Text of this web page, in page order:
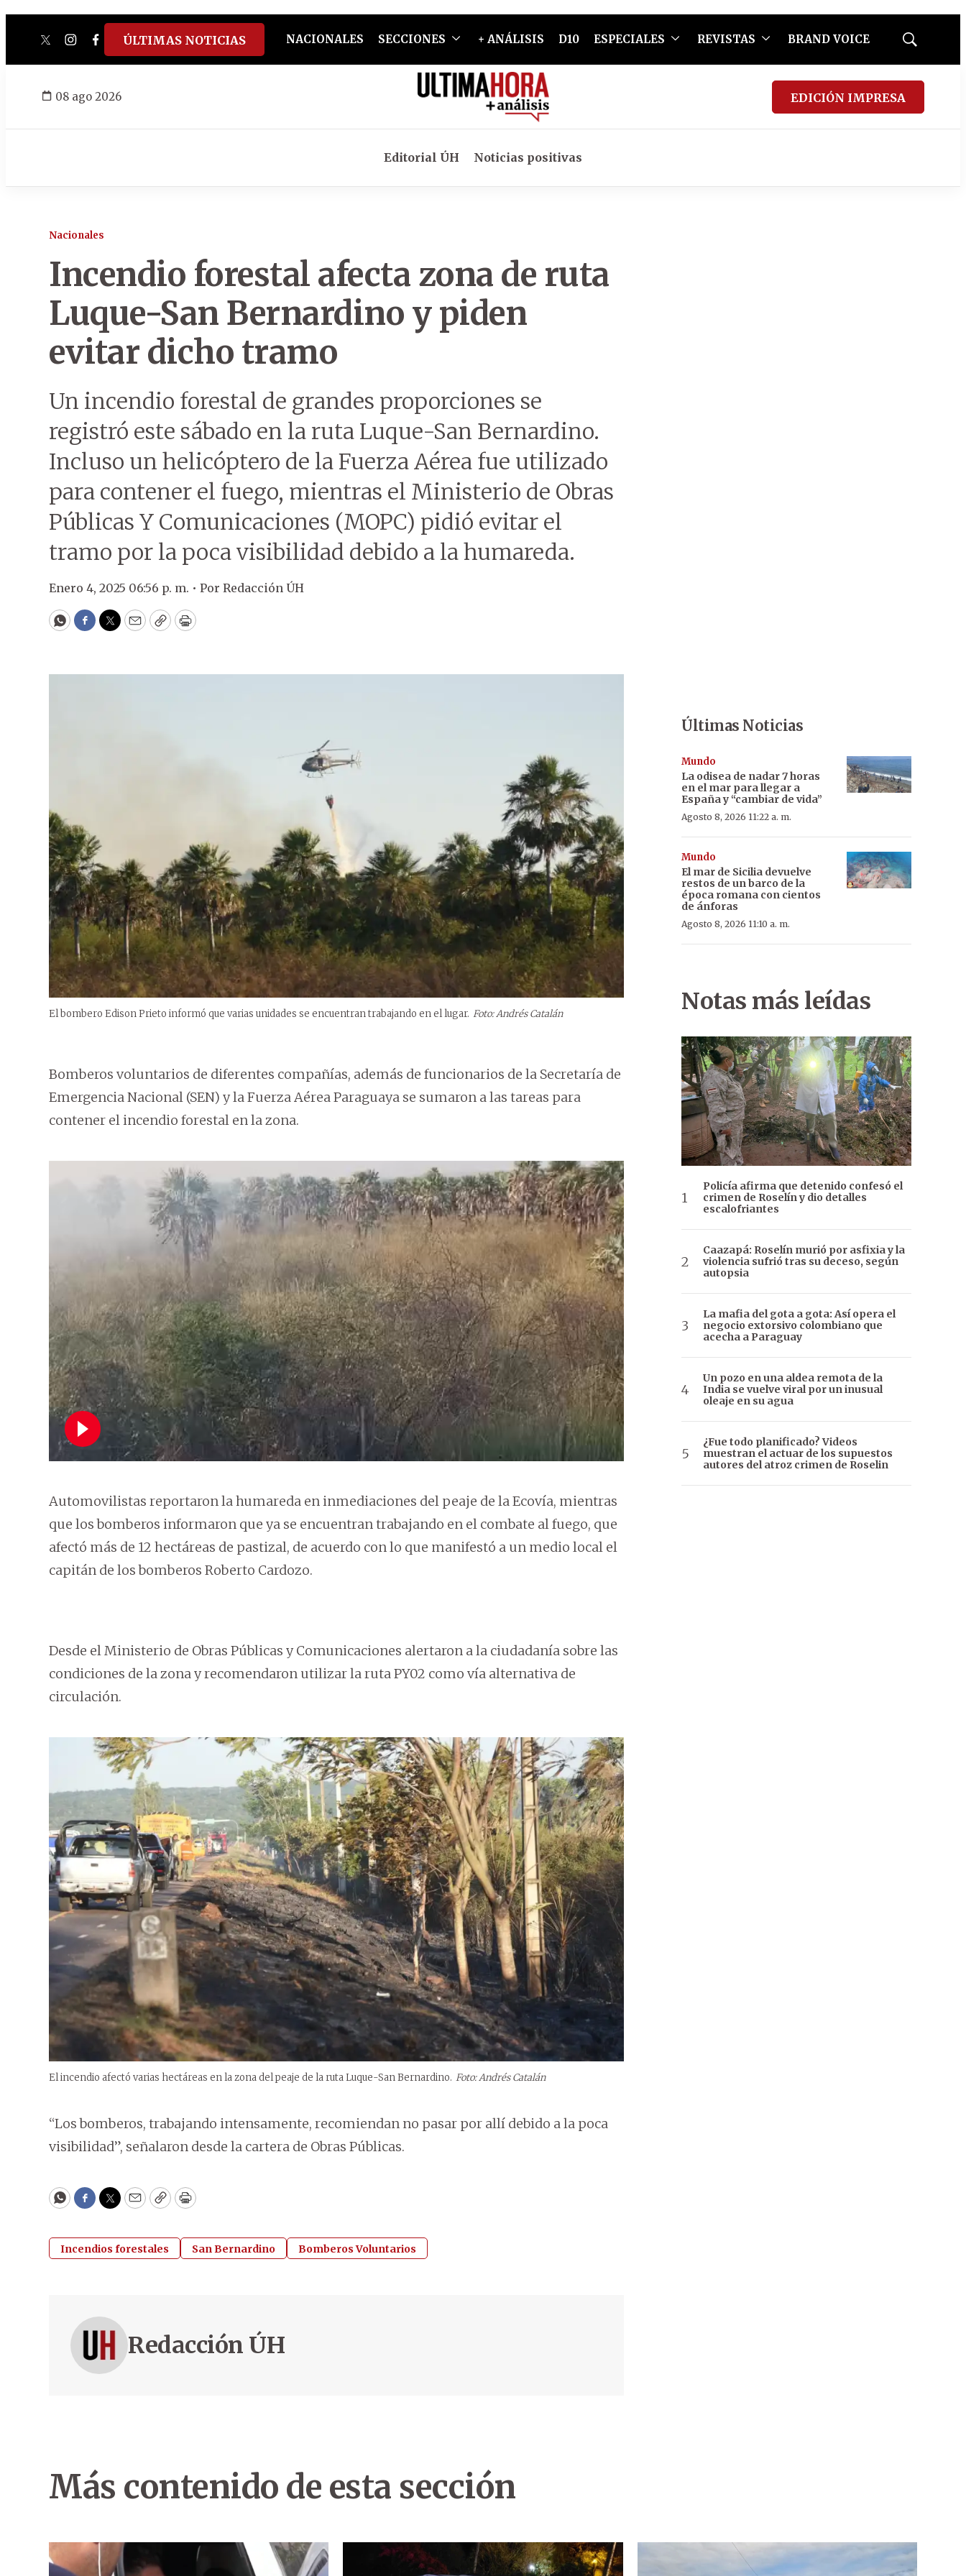
twitterinstagram
facebook
tiktokyoutube
spotify
ÚLTIMAS NOTICIAS NACIONALES SECCIONES + ANÁLISIS D10 ESPECIALES REVISTAS BRAND VOICE
Mostrar
08 ago 2026 EDICIÓN IMPRESA
Editorial ÚH Noticias positivas
Nacionales
Incendio forestal afecta zona de ruta
Luque-San Bernardino y piden
evitar dicho tramo
Un incendio forestal de grandes proporciones se
registró este sábado en la ruta Luque-San Bernardino.
Incluso un helicóptero de la Fuerza Aérea fue utilizado
para contener el fuego, mientras el Ministerio de Obras
Públicas Y Comunicaciones (MOPC) pidió evitar el
tramo por la poca visibilidad debido a la humareda.
Enero 4, 2025 06:56 p. m. • Por Redacción ÚH
WhatsApp
Facebook
Twitter
EmailCopyPrint
El bombero Edison Prieto informó que varias unidades se encuentran trabajando en el lugar. Foto: Andrés Catalán
Bomberos voluntarios de diferentes compañías, además de funcionarios de la Secretaría de
Emergencia Nacional (SEN) y la Fuerza Aérea Paraguaya se sumaron a las tareas para
contener el incendio forestal en la zona.
Automovilistas reportaron la humareda en inmediaciones del peaje de la Ecovía, mientras
que los bomberos informaron que ya se encuentran trabajando en el combate al fuego, que
afectó más de 12 hectáreas de pastizal, de acuerdo con lo que manifestó a un medio local el
capitán de los bomberos Roberto Cardozo.
Desde el Ministerio de Obras Públicas y Comunicaciones alertaron a la ciudadanía sobre las
condiciones de la zona y recomendaron utilizar la ruta PY02 como vía alternativa de
circulación.
El incendio afectó varias hectáreas en la zona del peaje de la ruta Luque-San Bernardino. Foto: Andrés Catalán
“Los bomberos, trabajando intensamente, recomiendan no pasar por allí debido a la poca
visibilidad”, señalaron desde la cartera de Obras Públicas.
WhatsApp
Facebook
Twitter
EmailCopyPrint
Incendios forestales San Bernardino Bomberos Voluntarios
Redacción ÚH
Últimas Noticias
Mundo
La odisea de nadar 7 horas
en el mar para llegar a
España y “cambiar de vida”
Agosto 8, 2026 11:22 a. m.
Mundo
El mar de Sicilia devuelve
restos de un barco de la
época romana con cientos
de ánforas
Agosto 8, 2026 11:10 a. m.
Notas más leídas
Policía afirma que detenido confesó el
crimen de Roselín y dio detalles
escalofriantes
Caazapá: Roselín murió por asfixia y la
violencia sufrió tras su deceso, según
autopsia
La mafia del gota a gota: Así opera el
negocio extorsivo colombiano que
acecha a Paraguay
Un pozo en una aldea remota de la
India se vuelve viral por un inusual
oleaje en su agua
¿Fue todo planificado? Videos
muestran el actuar de los supuestos
autores del atroz crimen de Roselin
Más contenido de esta sección